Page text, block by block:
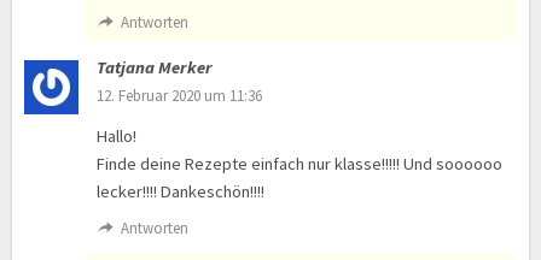
Antworten
Tatjana Merker
12. Februar 2020 um 11:36
Hallo!
Finde deine Rezepte einfach nur klasse!!!!! Und soooooo
lecker!!!! Dankeschön!!!!
Antworten